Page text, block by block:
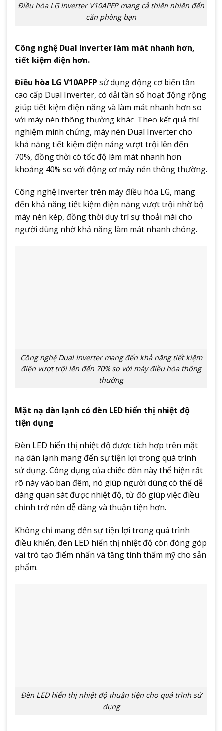
Điều hòa LG Inverter V10APFP mang cả thiên nhiên đến
căn phòng bạn
Công nghệ Dual Inverter làm mát nhanh hơn,
tiết kiệm điện hơn.
Điều hòa LG V10APFP sử dụng động cơ biến tần
cao cấp Dual Inverter, có dải tần số hoạt động rộng
giúp tiết kiệm điện năng và làm mát nhanh hơn so
với máy nén thông thường khác. Theo kết quả thí
nghiệm minh chứng, máy nén Dual Inverter cho
khả năng tiết kiệm điện năng vượt trội lên đến
70%, đồng thời có tốc độ làm mát nhanh hơn
khoảng 40% so với động cơ máy nén thông thường.
Công nghệ Inverter trên máy điều hòa LG, mang
đến khả năng tiết kiệm điện năng vượt trội nhờ bộ
máy nén kép, đồng thời duy trì sự thoải mái cho
người dùng nhờ khả năng làm mát nhanh chóng.
Công nghệ Dual Inverter mang đến khả năng tiết kiệm
điện vượt trội lên đến 70% so với máy điều hòa thông
thường
Mặt nạ dàn lạnh có đèn LED hiển thị nhiệt độ
tiện dụng
Đèn LED hiển thị nhiệt độ được tích hợp trên mặt
nạ dàn lạnh mang đến sự tiện lợi trong quá trình
sử dụng. Công dụng của chiếc đèn này thể hiện rất
rõ này vào ban đêm, nó giúp người dùng có thể dễ
dàng quan sát được nhiệt độ, từ đó giúp việc điều
chỉnh trở nên dễ dàng và thuận tiện hơn.
Không chỉ mang đến sự tiện lợi trong quá trình
điều khiển, đèn LED hiển thị nhiệt độ còn đóng góp
vai trò tạo điểm nhấn và tăng tính thẩm mỹ cho sản
phẩm.
Đèn LED hiển thị nhiệt độ thuận tiện cho quá trình sử
dụng